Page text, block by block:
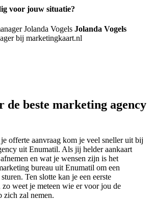
voor jouw situatie?
Jolanda Vogels
bij marketingkaart.nl
de beste marketing agency
offerte aanvraag kom je veel sneller uit bij
uit Enumatil. Als jij helder aankaart
en wat je wensen zijn is het
bureau uit Enumatil om een
Ten slotte kan je een eerste
weet je meteen wie er voor jou de
zich zal nemen.